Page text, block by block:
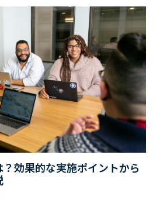
ために必要なポイント、注意点まで詳
めるためには、周囲の大人の協力が不
接……
効果的な実施ポイントから